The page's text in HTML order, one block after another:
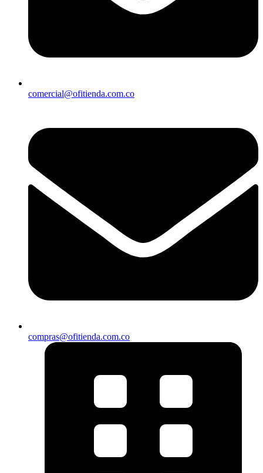
comercial@ofitienda.com.co
compras@ofitienda.com.co